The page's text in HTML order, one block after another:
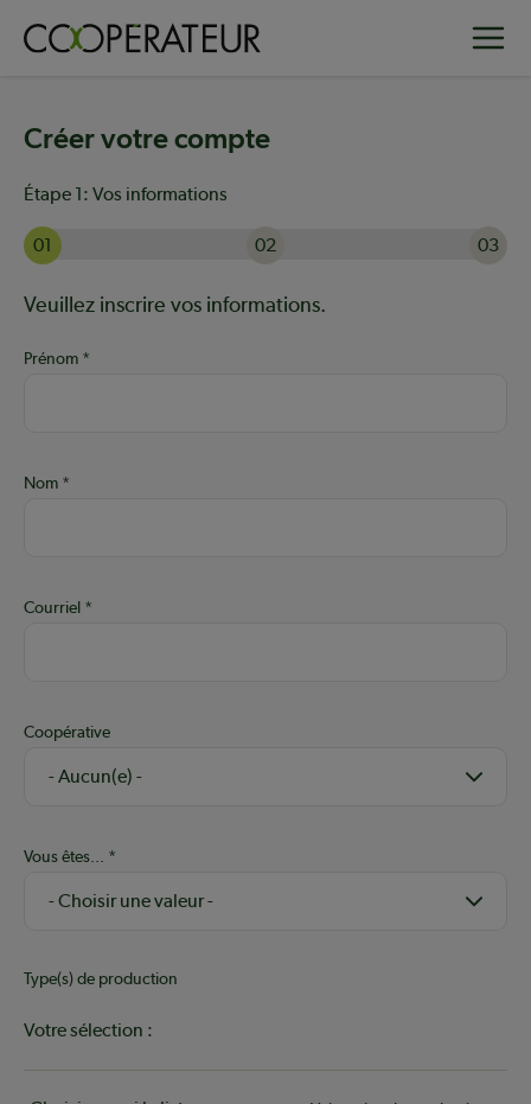
Créer votre compte
Étape 1: Vos informations
01 02
03
Aide :
Veuillez inscrire vos informations.
Prénom
Nom
Courriel
Coopérative
Vous êtes...
Type(s) de production
Votre sélection :